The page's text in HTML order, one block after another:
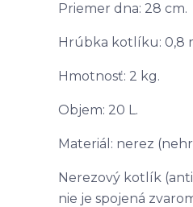
Priemer dna: 28 cm.
Hrúbka kotlíku: 0,8
Hmotnosť: 2 kg.
Objem: 20 L.
Materiál: nerez
Nerezový kotlík
nie je spojená